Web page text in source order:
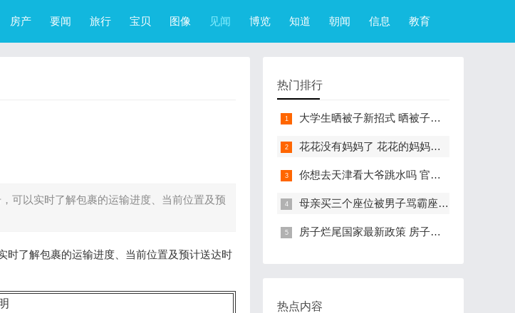
房产 要闻 旅行 宝贝 图像 见闻 博览 知道 朝闻 信息 教育
可以实时了解包裹的运输进度、当前位置及预
时了解包裹的运输进度、当前位置及预计送达时
热门排行
大学生晒被子新招式 晒被子新花样实在太机智
花花没有妈妈了 花花的妈妈是哪只大熊猫
你想去天津看大爷跳水吗 官方回应天津大爷跳水成打卡点
母亲买三个座位被男子骂霸座 女子买3个座位被无座大爷骂哭怎么回事
房子烂尾国家最新政策 房子烂尾了该找哪个部门解决?
热点内容